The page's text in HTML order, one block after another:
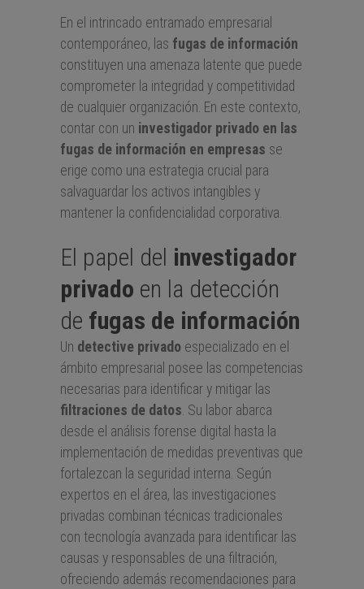
En el intrincado entramado empresarial
contemporáneo, las fugas de información
constituyen una amenaza latente que puede
comprometer la integridad y competitividad
de cualquier organización. En este contexto,
contar con un investigador privado en las
fugas de información en empresas se
erige como una estrategia crucial para
salvaguardar los activos intangibles y
mantener la confidencialidad corporativa.
El papel del investigador
privado en la detección
de fugas de información
Un detective privado especializado en el
ámbito empresarial posee las competencias
necesarias para identificar y mitigar las
filtraciones de datos. Su labor abarca
desde el análisis forense digital hasta la
implementación de medidas preventivas que
fortalezcan la seguridad interna. Según
expertos en el área, las investigaciones
privadas combinan técnicas tradicionales
con tecnología avanzada para identificar las
causas y responsables de una filtración,
ofreciendo además recomendaciones para